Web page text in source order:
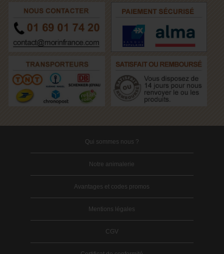
Qui sommes nous ?
Notre animalerie
Avantages et codes promos
Mentions légales
CGV